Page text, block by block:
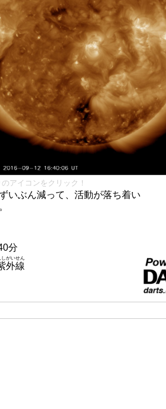
アイコンをクリック！
いぶん減って、活動が落ち着い
分
外線
しがいせん